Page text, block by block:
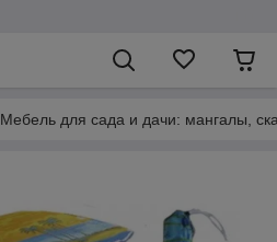
Мебель для сада и дачи: мангалы,